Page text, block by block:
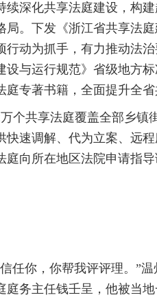
续深化共享法庭建设，构
局。下发《浙江省共享法
行动为抓手，有力推动法
设与运行规范》省级地方
庭专著书籍，全面提升全省
个共享法庭覆盖全部乡镇
快速调解、代为立案、远
庭向所在地区法院申请指导
任你，你帮我评评理。”
庭务主任钱壬呈，他被当